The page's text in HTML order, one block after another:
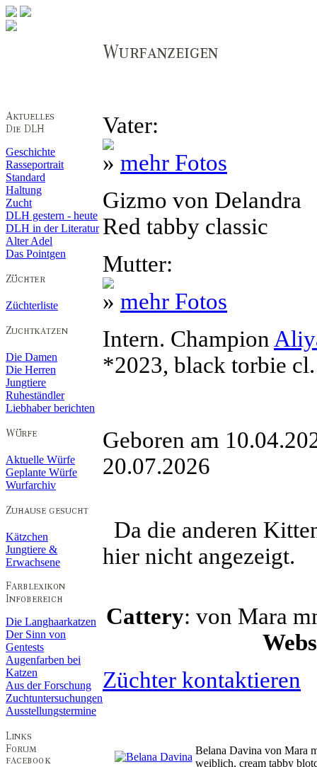
Geschichte
Rasseportrait
Standard
Haltung
Zucht
DLH gestern - heute
DLH in der Literatur
Alter Adel
Das Pointgen
Züchterliste
Die Damen
Die Herren
Jungtiere
Ruheständler
Liebhaber berichten
Aktuelle Würfe
Geplante Würfe
Wurfarchiv
Kätzchen
Jungtiere &
Erwachsene
Die Langhaarkatzen
Der Sinn von
Gentests
Augenfarben bei
Katzen
Aus der Forschung
Zuchtuntersuchungen
Ausstellungstermine
Vater:
» mehr Fotos
Gizmo von Delandra
Red tabby classic
Mutter:
» mehr Fotos
Intern. Champion
*2023, black torbie cl.
Geboren am
20.07.2026
Da die anderen
hier nicht angezeigt.
Cattery: von Mara
Züchter kontaktieren
Belana Davina von Mara
weiblich, cream tabby